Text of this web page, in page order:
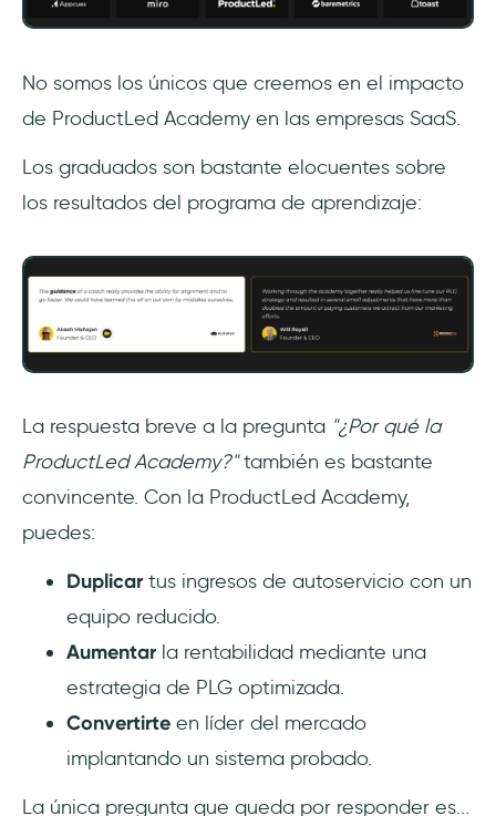
No somos los únicos que creemos en el impacto
de ProductLed Academy en las empresas SaaS.
Los graduados son bastante elocuentes sobre
los resultados del programa de aprendizaje:
‎La respuesta breve a la pregunta "¿Por qué la
ProductLed Academy?"también es bastante
convincente. Con la ProductLed Academy,
puedes:
Duplicartus ingresos de autoservicio con un
equipo reducido.
Aumentarla rentabilidad mediante una
estrategia de PLG optimizada.
Convertirte en líder del mercado
implantando un sistema probado.
La única pregunta que queda por responder es...